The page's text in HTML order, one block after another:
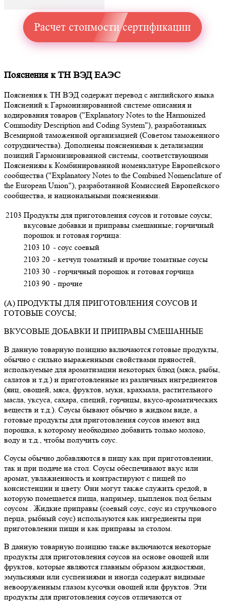
Расчет стоимости сертификации
Пояснения к ТН ВЭД ЕАЭС
Пояснения к ТН ВЭД содержат перевод с английского языка
Пояснений к Гармонизированной системе описания и
кодирования товаров ("Explanatory Notes to the Harmonized
Commodity Description and Coding System"), разработанных
Всемирной таможенной организацией (Советом таможенного
сотрудничества). Дополнены пояснениями к детализации
позиций Гармонизированной системы, соответствующими
Пояснениям к Комбинированной номенклатуре Европейского
сообщества ("Explanatory Notes to the Combined Nomenclature of
the European Union"), разработанной Комиссией Европейского
сообщества, и национальными пояснениями.
2103 Продукты для приготовления соусов и готовые соусы;
вкусовые добавки и приправы смешанные; горчичный
порошок и готовая горчица:
2103 10 - соус соевый
2103 20 - кетчуп томатный и прочие томатные соусы
2103 30 - горчичный порошок и готовая горчица
2103 90 - прочие
(А) ПРОДУКТЫ ДЛЯ ПРИГОТОВЛЕНИЯ СОУСОВ И
ГОТОВЫЕ СОУСЫ;
ВКУСОВЫЕ ДОБАВКИ И ПРИПРАВЫ СМЕШАННЫЕ
В данную товарную позицию включаются готовые продукты,
обычно с сильно выраженными свойствами пряностей,
используемые для ароматизации некоторых блюд (мяса, рыбы,
салатов и т.д.) и приготовленные из различных ингредиентов
(яиц, овощей, мяса, фруктов, муки, крахмала, растительного
масла, уксуса, сахара, специй, горчицы, вкусо-ароматических
веществ и т.д.). Соусы бывают обычно в жидком виде, а
готовые продукты для приготовления соусов имеют вид
порошка, к которому необходимо добавить только молоко,
воду и т.д., чтобы получить соус.
Соусы обычно добавляются в пищу как при приготовлении,
так и при подаче на стол. Соусы обеспечивают вкус или
аромат, увлажненность и контрастируют с пищей по
консистенции и цвету. Они могут также служить средой, в
которую помещается пища, например, цыпленок под белым
соусом . Жидкие приправы (соевый соус, соус из стручкового
перца, рыбный соус) используются как ингредиенты при
приготовлении пищи и как приправы за столом.
В данную товарную позицию также включаются некоторые
продукты для приготовления соусов на основе овощей или
фруктов, которые являются главным образом жидкостями,
эмульсиями или суспензиями и иногда содержат видимые
невооруженным глазом кусочки овощей или фруктов. Эти
продукты для приготовления соусов отличаются от